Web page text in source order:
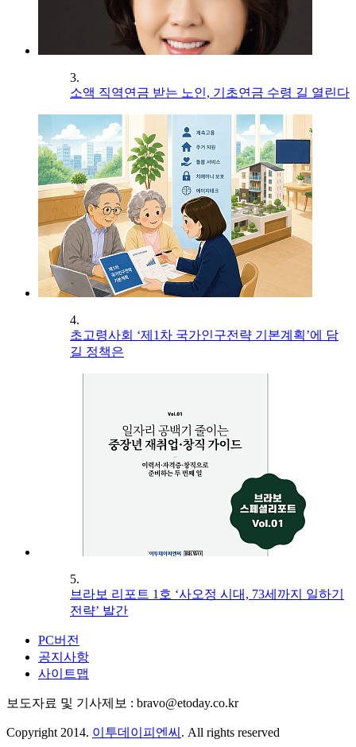
3.
소액 직역연금 받는 노인, 기초연금 수령 길 열린다
4.
초고령사회 ‘제1차 국가인구전략 기본계획’에 담
길 정책은
5.
브라보 리포트 1호 ‘사오정 시대, 73세까지 일하기
전략’ 발간
PC버전
공지사항
사이트맵
보도자료 및 기사제보 : bravo@etoday.co.kr
Copyright 2014. 이투데이피엔씨 . All rights reserved